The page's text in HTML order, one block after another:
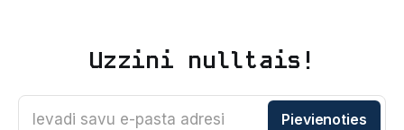
Uzzini nulltais!
Ievadi savu e-pasta adresi Pievienoties